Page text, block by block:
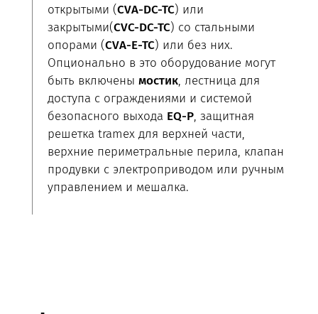
открытыми (CVA-DC-TC) или
закрытыми(CVC-DC-TC) со стальными
опорами (CVA-E-TC) или без них.
Опционально в это оборудование могут
быть включены мостик, лестница для
доступа с ограждениями и системой
безопасного выхода EQ-P, защитная
решетка tramex для верхней части,
верхние периметральные перила, клапан
продувки с электроприводом или ручным
управлением и мешалка.